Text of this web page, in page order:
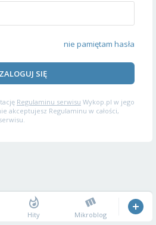
nie pamiętam hasła
ZALOGUJ SIĘ
Regulaminu serwisu Wykop.pl w jego
akceptujesz Regulaminu w całości,
Hity Mikroblog